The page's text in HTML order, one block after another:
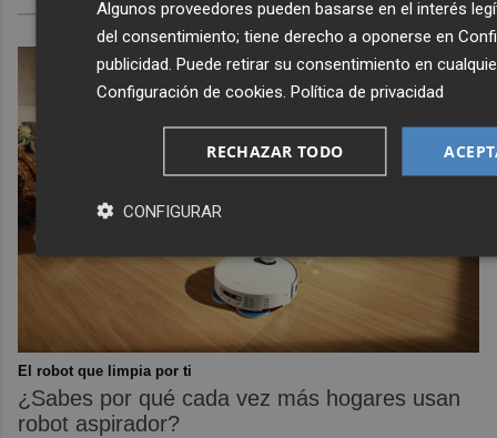
El robot que limpia por ti
¿Sabes por qué cada vez más hogares usan
robot aspirador?
Algunos proveedores pueden basarse en el interés
del consentimiento; tiene derecho a oponerse en
publicidad . Puede retirar su consentimiento en
Configuración de cookies Política de privacidad
RECHAZAR TODO
CONFIGURAR